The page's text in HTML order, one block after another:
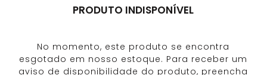
PRODUTO INDISPONÍVEL